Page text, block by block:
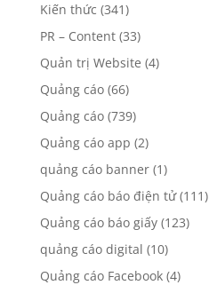
Kiến thức (341)
PR – Content(33)
Quản trị Website (4)
Quảng cáo(66)
Quảng cáo(739)
Quảng cáo app (2)
quảng cáo banner(1)
Quảng cáo báo điện tử(111)
Quảng cáo báo giấy(123)
quảng cáo digital (10)
Quảng cáo Facebook(4)